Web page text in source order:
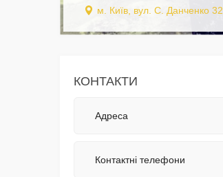
м. Київ, вул. С. Данченко 32
КОНТАКТИ
Адреса
Контактні телефони